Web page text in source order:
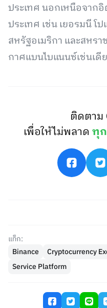
ประเทศ นอกเหนือจาก
ประเทศ เช่น เยอรมนี
สหรัฐอเมริกา และสหร
กาศแบนไบแนนซ์เช่นเดี
ติดตาม
เพื่อให้ไม่พลาดทุ
แท็ก:
Binance
Cryptocurrency
Service Platform